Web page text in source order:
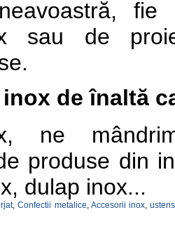
sau de
de înaltă
ne
produse din
dulap inox...
,Confectii metalice, Accesorii inox,